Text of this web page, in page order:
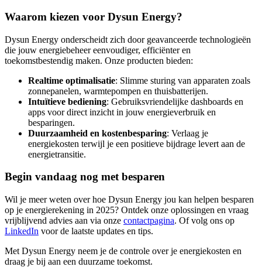
Waarom kiezen voor Dysun Energy?
Dysun Energy onderscheidt zich door geavanceerde technologieën
die jouw energiebeheer eenvoudiger, efficiënter en
toekomstbestendig maken. Onze producten bieden:
Realtime optimalisatie: Slimme sturing van apparaten zoals
zonnepanelen, warmtepompen en thuisbatterijen.
Intuïtieve bediening: Gebruiksvriendelijke dashboards en
apps voor direct inzicht in jouw energieverbruik en
besparingen.
Duurzaamheid en kostenbesparing: Verlaag je
energiekosten terwijl je een positieve bijdrage levert aan de
energietransitie.
Begin vandaag nog met besparen
Wil je meer weten over hoe Dysun Energy jou kan helpen besparen
op je energierekening in 2025? Ontdek onze oplossingen en vraag
vrijblijvend advies aan via onze contactpagina. Of volg ons op
LinkedIn voor de laatste updates en tips.
Met Dysun Energy neem je de controle over je energiekosten en
draag je bij aan een duurzame toekomst.